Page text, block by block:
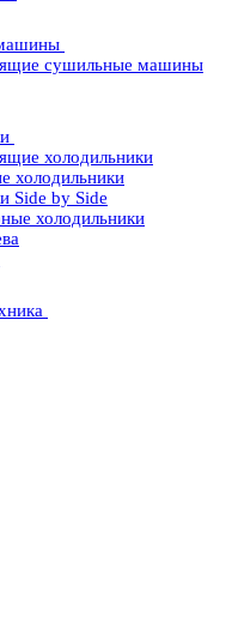
сушильные машины
холодильники
холодильники
Side by Side
холодильники